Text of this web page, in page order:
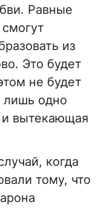
Равные
из
Это будет
не будет
лишь одно
и вытекающая
когда
тому, что